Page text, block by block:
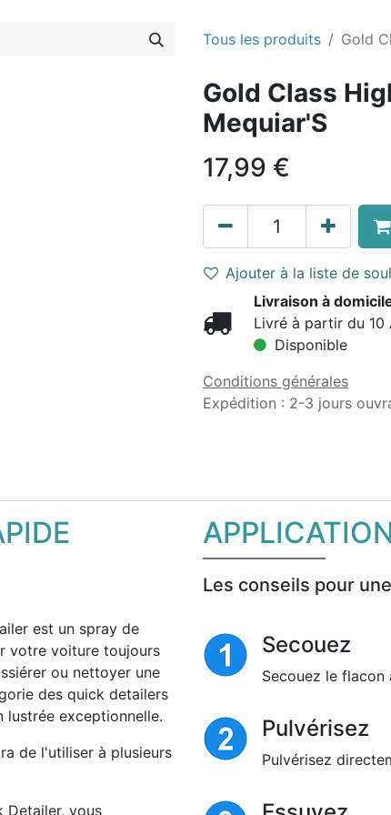
Tous les produits Gold
Gold Class
Mequiar'S
17,99 €
Ajouter à la liste de
Livraison à
Livré à partir du 10
Disponible
Conditions générales
Expédition : 2-3 jours
est un spray de
votre voiture toujours
ou nettoyer une
des quick detailers
exceptionnelle.
de l'utiliser à plusieurs
Detailer, vous
Les conseils pour
Secouez
Secouez le
Pulvérisez
Pulvérisez